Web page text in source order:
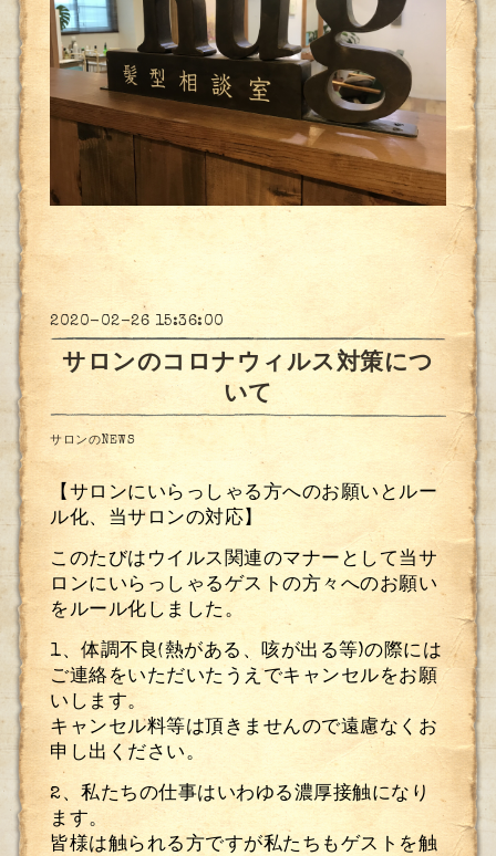
2020-02-26 15:36:00
サロンのコロナウィルス対策につ
いて
サロンのNEWS
【サロンにいらっしゃる方へのお願いとルー
ル化、当サロンの対応】
このたびはウイルス関連のマナーとして当サ
ロンにいらっしゃるゲストの方々へのお願い
をルール化しました。
1、体調不良(熱がある、咳が出る等)の際には
ご連絡をいただいたうえでキャンセルをお願
いします。
キャンセル料等は頂きませんので遠慮なくお
申し出ください。
2、私たちの仕事はいわゆる濃厚接触になり
ます。
皆様は触られる方ですが私たちもゲストを触